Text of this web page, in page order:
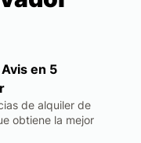
en 5
de alquiler de
obtiene la mejor